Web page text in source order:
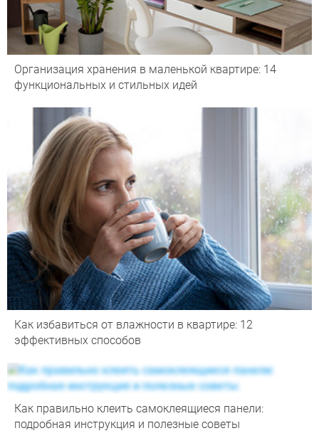
Организация хранения в маленькой квартире: 14
функциональных и стильных идей
Как избавиться от влажности в квартире: 12
эффективных способов
Как правильно клеить самоклеящиеся панели:
подробная инструкция и полезные советы